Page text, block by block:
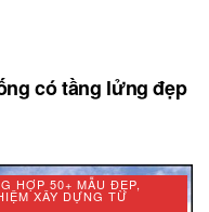
có tầng lửng đẹp
HỢP 50+ MẪU ĐẸP,
XÂY DỰNG TỪ